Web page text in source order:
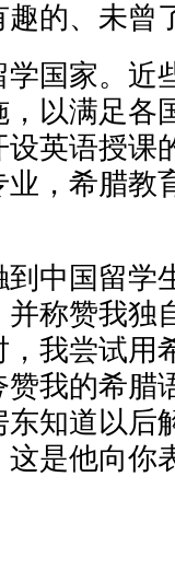
的、未曾
国家。近
以满足各
英语授课
，希腊教
中国留学
称赞我独
我尝试用
我的希腊
知道以后
是他向你